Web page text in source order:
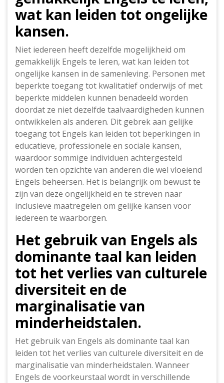
wat kan leiden tot ongelijke
kansen.
Niet iedereen heeft dezelfde mogelijkheid om
gemakkelijk Engels te leren, wat kan leiden tot
ongelijke kansen in de samenleving. Personen met
beperkte toegang tot kwalitatief onderwijs of met
beperkte middelen kunnen benadeeld worden
doordat ze niet dezelfde taalvaardigheden kunnen
ontwikkelen als anderen. Dit gebrek aan gelijke
toegang tot Engels kan leiden tot beperkingen in
educatieve, professionele en sociale kansen,
waardoor sommige individuen achtergesteld
worden ten opzichte van anderen die wel vloeiend
Engels beheersen. Het is belangrijk om bewust te
zijn van deze ongelijkheid en te streven naar
inclusieve maatregelen om gelijke kansen voor
iedereen te waarborgen.
Het gebruik van Engels als
dominante taal kan leiden
tot het verlies van culturele
diversiteit en de
marginalisatie van
minderheidstalen.
Het gebruik van Engels als dominante taal kan
leiden tot het verlies van culturele diversiteit en de
marginalisatie van minderheidstalen. Wanneer
Engels de voorkeurstaal wordt in verschillende